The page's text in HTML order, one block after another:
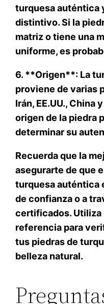
turquesa auténtica
distintivo. Si la
matriz o tiene una
uniforme, es
6. **Origen**: La
proviene de varias
Irán, EE.UU., China
origen de la piedra
determinar su
Recuerda que la
asegurarte de que
turquesa auténtica
de confianza o a
certificados. Utiliza
referencia para
tus piedras de
belleza natural.